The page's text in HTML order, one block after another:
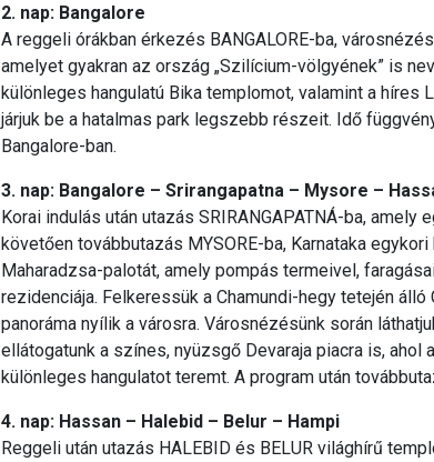
2. nap: Bangalore
A reggeli órákban érkezés BANGALORE-ba,
amelyet gyakran az ország „Szilícium-völgyének” is
különleges hangulatú Bika templomot, valamint a
járjuk be a hatalmas park legszebb részeit. Idő
Bangalore-ban.
3. nap: Bangalore – Srirangapatna – Mysore –
Korai indulás után utazás SRIRANGAPATNÁ-ba,
követően továbbutazás MYSORE-ba, Karnataka
Maharadzsa-palotát, amely pompás termeivel,
rezidenciája. Felkeressük a Chamundi-hegy tetején
panoráma nyílik a városra. Városnézésünk során
ellátogatunk a színes, nyüzsgő Devaraja piacra is,
különleges hangulatot teremt. A program után
4. nap: Hassan – Halebid – Belur – Hampi
Reggeli után utazás HALEBID és BELUR világhírű